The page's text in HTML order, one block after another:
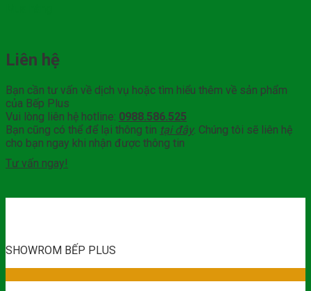
Liên hệ
Bạn cần tư vấn về dịch vụ hoặc tìm hiểu thêm về sản phẩm
của Bếp Plus
Vui lòng liên hệ hotline: 0988.586.525
Bạn cũng có thể để lại thông tin tại đây. Chúng tôi sẽ liên hệ
cho bạn ngay khi nhận được thông tin
Tư vấn ngay!
SHOWROM BẾP PLUS